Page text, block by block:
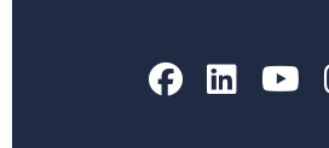
Facebook